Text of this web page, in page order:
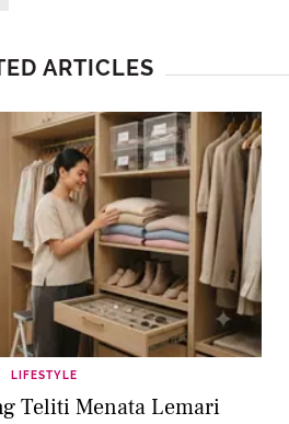
ARTICLES
LIFESTYLE
Teliti Menata Lemari